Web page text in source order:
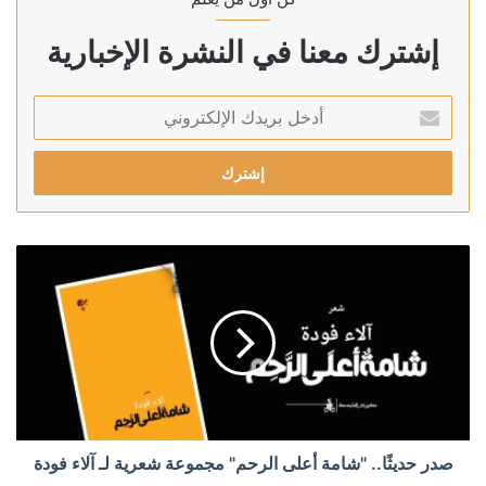
إشترك معنا في النشرة الإخبارية
بريدك
الإلكتروني
صدر حديثًا.. "شامة أعلى الرحم" مجموعة شعرية لـ آلاء فودة